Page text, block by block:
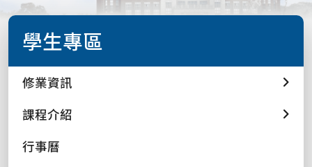
學生專區
修業資訊
課程介紹
行事曆